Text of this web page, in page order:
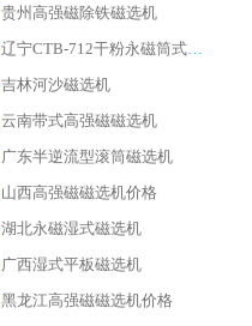
贵州高强磁除铁磁选机
辽宁CTB-712干粉永磁筒式磁选机
吉林河沙磁选机
云南带式高强磁磁选机
广东半逆流型滚筒磁选机
山西高强磁磁选机价格
湖北永磁湿式磁选机
广西湿式平板磁选机
黑龙江高强磁磁选机价格